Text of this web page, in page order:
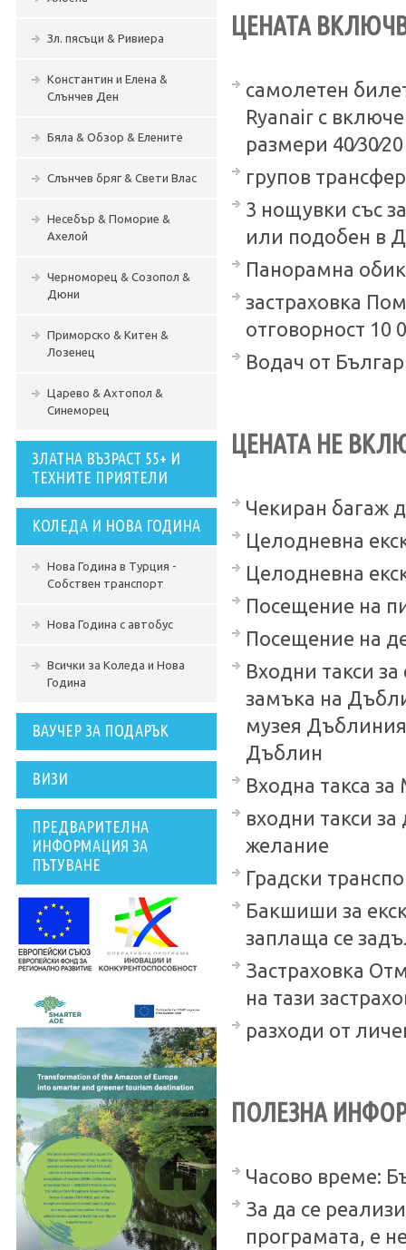
Зл. пясъци & Ривиера
Константин и Елена &
Слънчев Ден
Бяла & Обзор & Елените
Слънчев бряг & Свети Влас
Несебър & Поморие &
Ахелой
Черноморец & Созопол &
Дюни
Приморско & Китен &
Лозенец
Царево & Ахтопол &
Синеморец
ЗЛАТНА ВЪЗРАСТ 55+ И
ТЕХНИТЕ ПРИЯТЕЛИ
КОЛЕДА И НОВА ГОДИНА
Нова Година в Турция -
Собствен транспорт
Нова Година с автобус
Всички за Коледа и Нова
Година
ВАУЧЕР ЗА ПОДАРЪК
ВИЗИ
ПРЕДВАРИТЕЛНА
ИНФОРМАЦИЯ ЗА
ПЪТУВАНЕ
ЦЕНАТА
самолетен
Ryanair с
размери
групов
3 нощувки със
или подобен в
Панорамна
застраховка
отговорност 10
Водач от
ЦЕНАТА НЕ
Чекиран багаж
Целодневна
Целодневна
Посещение на
Посещение на
Входни такси
замъка на
музея Дъблиния
Дъблин
Входна такса
входни такси
желание
Градски
Бакшиши за
заплаща се
Застраховка
на тази
разходи от
ПОЛЕЗНА
Часово време:
За да се
програмата, е